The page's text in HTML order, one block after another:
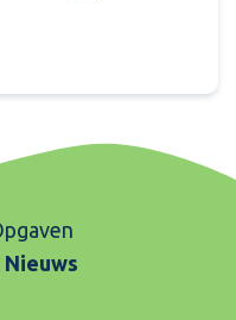
Nieuws